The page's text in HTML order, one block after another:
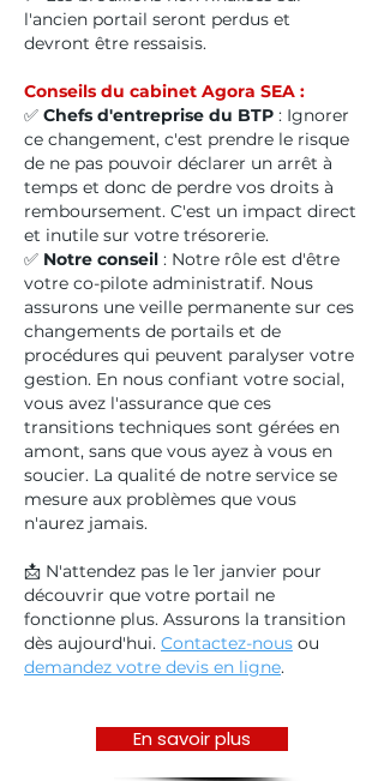
l'ancien portail seront perdus et
devront être ressaisis.
Conseils du cabinet Agora SEA :
✅ Chefs d'entreprise du BTP : Ignorer
ce changement, c'est prendre le risque
de ne pas pouvoir déclarer un arrêt à
temps et donc de perdre vos droits à
remboursement. C'est un impact direct
et inutile sur votre trésorerie.
✅ Notre conseil : Notre rôle est d'être
votre co-pilote administratif. Nous
assurons une veille permanente sur ces
changements de portails et de
procédures qui peuvent paralyser votre
gestion. En nous confiant votre social,
vous avez l'assurance que ces
transitions techniques sont gérées en
amont, sans que vous ayez à vous en
soucier. La qualité de notre service se
mesure aux problèmes que vous
n'aurez jamais.
📩 N'attendez pas le 1er janvier pour
découvrir que votre portail ne
fonctionne plus. Assurons la transition
dès aujourd'hui. Contactez-nous ou
demandez votre devis en ligne.
En savoir plus